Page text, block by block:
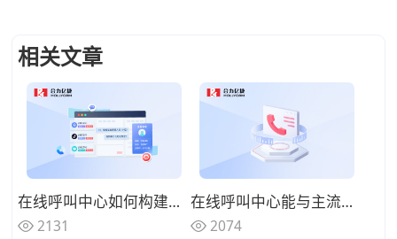
相关文章
在线呼叫中心如何构建客户画像？交互数据沉淀驱动精准服务与营销
2131
在线呼叫中心能与主流社交平台打通吗？全渠道覆盖触达更广泛的客户
2074